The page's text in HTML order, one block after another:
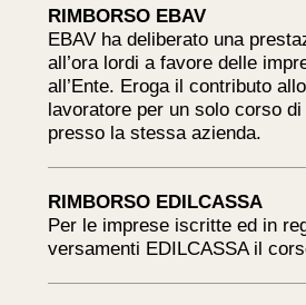
RIMBORSO EBAV
EBAV ha deliberato una
all’ora lordi a favore delle
all’Ente. Eroga il contributo
lavoratore per un solo corso di
presso la stessa azienda.
RIMBORSO EDILCASSA
Per le imprese iscritte ed in
versamenti EDILCASSA il